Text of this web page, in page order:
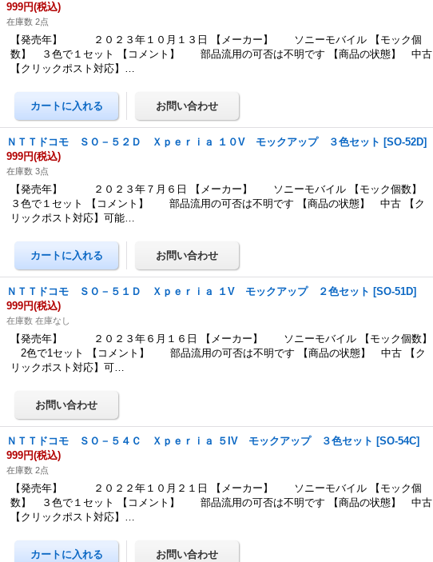
999円(税込)
在庫数 2点
【発売年】 ２０２３年１０月１３日 【メーカー】 ソニーモバイル 【モック個
数】 ３色で１セット 【コメント】 部品流用の可否は不明です 【商品の状態】 中古
【クリックポスト対応】…
ＮＴＴドコモ ＳＯ－５２Ｄ Ｘｐｅｒｉａ １０V モックアップ ３色セット [SO-52D]
999円(税込)
在庫数 3点
【発売年】 ２０２３年７月６日 【メーカー】 ソニーモバイル 【モック個数】
３色で１セット 【コメント】 部品流用の可否は不明です 【商品の状態】 中古 【ク
リックポスト対応】可能…
ＮＴＴドコモ ＳＯ－５１Ｄ Ｘｐｅｒｉａ １V モックアップ ２色セット [SO-51D]
999円(税込)
在庫数 在庫なし
【発売年】 ２０２３年６月１６日 【メーカー】 ソニーモバイル 【モック個数】
2色で1セット 【コメント】 部品流用の可否は不明です 【商品の状態】 中古 【ク
リックポスト対応】可…
ＮＴＴドコモ ＳＯ－５４Ｃ Ｘｐｅｒｉａ ５IV モックアップ ３色セット [SO-54C]
999円(税込)
在庫数 2点
【発売年】 ２０２２年１０月２１日 【メーカー】 ソニーモバイル 【モック個
数】 ３色で１セット 【コメント】 部品流用の可否は不明です 【商品の状態】 中古
【クリックポスト対応】…